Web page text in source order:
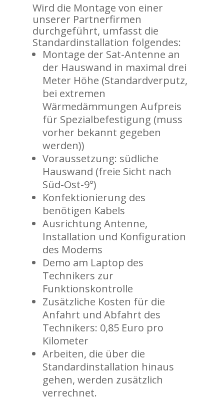
Wird die Montage von einer
unserer Partnerfirmen
durchgeführt, umfasst die
Standardinstallation folgendes:
Montage der Sat-Antenne an
der Hauswand in maximal drei
Meter Höhe (Standardverputz,
bei extremen
Wärmedämmungen Aufpreis
für Spezialbefestigung (muss
vorher bekannt gegeben
werden))
Voraussetzung: südliche
Hauswand (freie Sicht nach
Süd-Ost-9°)
Konfektionierung des
benötigen Kabels
Ausrichtung Antenne,
Installation und Konfiguration
des Modems
Demo am Laptop des
Technikers zur
Funktionskontrolle
Zusätzliche Kosten für die
Anfahrt und Abfahrt des
Technikers: 0,85 Euro pro
Kilometer
Arbeiten, die über die
Standardinstallation hinaus
gehen, werden zusätzlich
verrechnet.